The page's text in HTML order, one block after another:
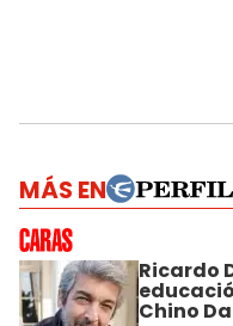
MÁS EN
Ricardo
Chino